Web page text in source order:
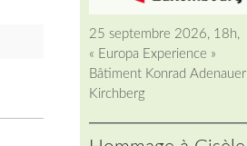
25 septembre 2026, 18h,
« Europa Experience »
Bâtiment Konrad Adenauer
Kirchberg